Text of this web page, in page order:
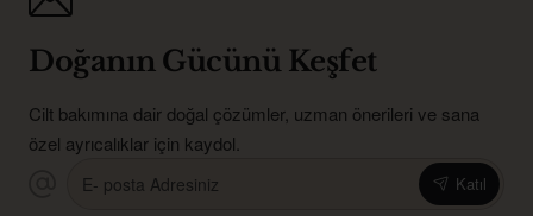
Doğanın Gücünü Keşfet
Cilt bakımına dair doğal çözümler, uzman önerileri ve sana
özel ayrıcalıklar için kaydol.
posta
Katıl